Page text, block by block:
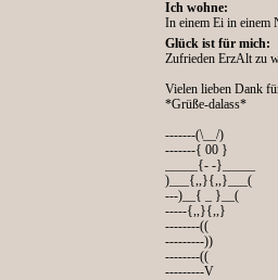
Ich wohne:
In einem Ei in einem
Glück ist für mich:
Zufrieden ErzAlt zu
Vielen lieben Dank
*Grüße-dalass*
-------(\__/)
-------{ 00 }
_____{- -}_____
)___{,,}{,,}___(
---)__{ _ }__(
-----{,,}{,,}
--------((
---------))
--------((
---------V